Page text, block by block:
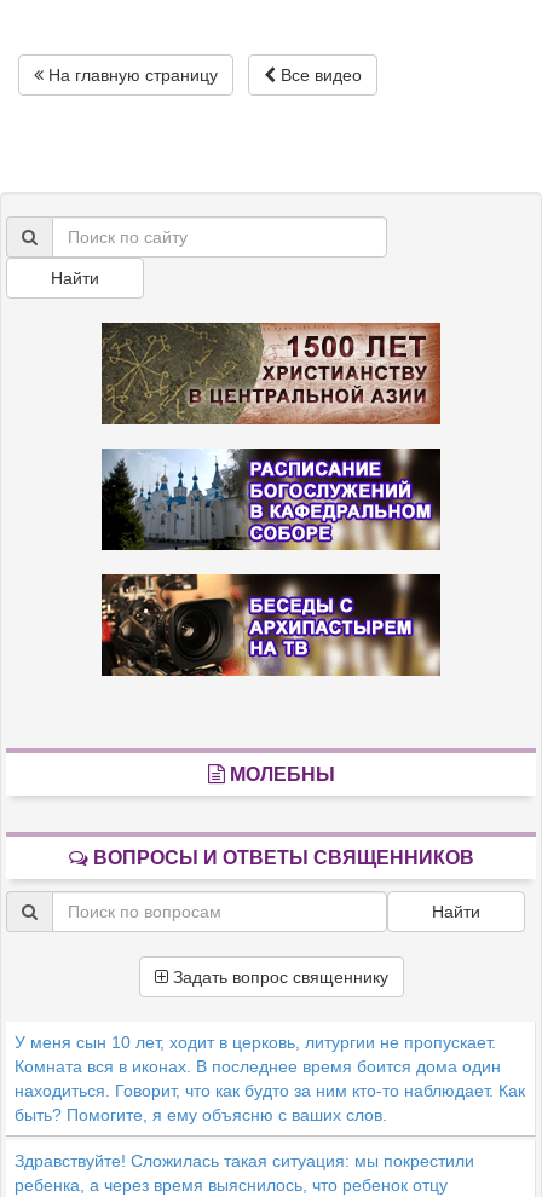
На главную страницу Все видео
Найти
МОЛЕБНЫ
ВОПРОСЫ И ОТВЕТЫ СВЯЩЕННИКОВ
Найти
Задать вопрос священнику
У меня сын 10 лет, ходит в церковь, литургии не пропускает.
Комната вся в иконах. В последнее время боится дома один
находиться. Говорит, что как будто за ним кто-то наблюдает. Как
быть? Помогите, я ему объясню с ваших слов.
Здравствуйте! Сложилась такая ситуация: мы покрестили
ребенка, а через время выяснилось, что ребенок отцу